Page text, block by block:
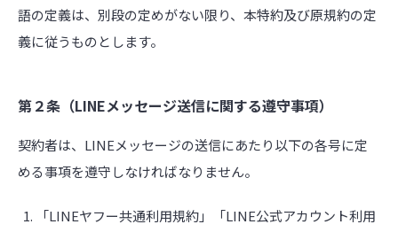
語の定義は、別段の定めがない限り、本特約及び原規約の定
義に従うものとします。
第２条（LINEメッセージ送信に関する遵守事項）
契約者は、LINEメッセージの送信にあたり以下の各号に定
める事項を遵守しなければなりません。
「LINEヤフー共通利用規約」「LINE公式アカウント利用